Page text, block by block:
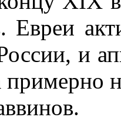
Евреи
и
примерно